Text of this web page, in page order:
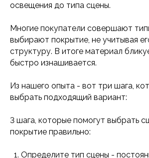
освещения до типа сцены.
Многие покупатели совершают
выбирают покрытие, не учитывая
структуру. В итоге материал
быстро изнашивается.
Из нашего опыта - вот три шага,
выбрать подходящий вариант:
3 шага, которые помогут выбрать
покрытие правильно:
Определите тип сцены -